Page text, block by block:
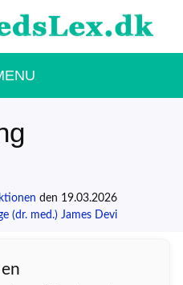
den 19.03.2026
(dr. med.) James Devi